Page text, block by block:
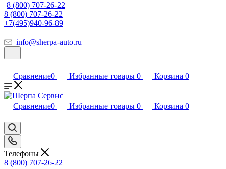
8 (800) 707-26-22
8 (800) 707-26-22
+7(495)940-96-89
info@sherpa-auto.ru
Сравнение0 Избранные товары 0 Корзина 0
Сравнение0 Избранные товары 0 Корзина 0
Телефоны
8 (800) 707-26-22